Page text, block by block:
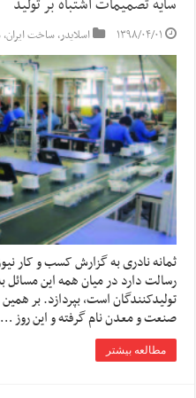
سایه تصمیمات اشتباه بر تولید
۱۳۹۸/۰۴/۰۱ اسلایدر,ساخت ایران,
ثمانه نادری به گزارش کسب و کار
رسالت دارد در میان همه این مسائل
صنعت و معدن نام گرفته و این روز …
مطالعه بیشتر